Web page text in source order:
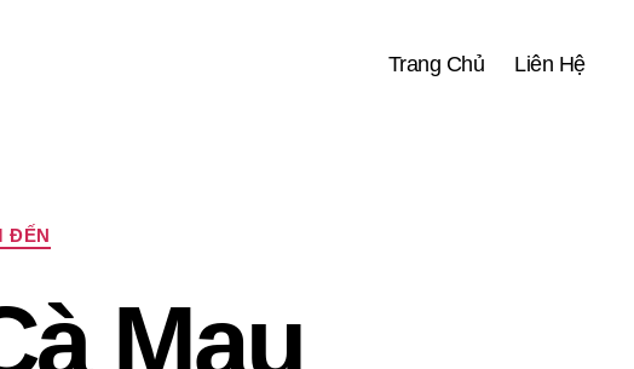
Trang Chủ Liên Hệ
ĐẾN
Mau